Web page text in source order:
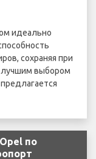
идеально
сохраняя при
лучшим выбором
по